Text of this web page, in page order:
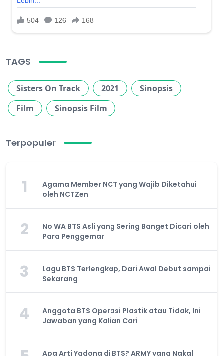
TAGS
Sisters On Track 2021
Sinopsis
Film
Sinopsis Film
Terpopuler
1
Agama Member NCT yang Wajib Diketahui
oleh NCTZen
2
No WA BTS Asli yang Sering Banget Dicari oleh
Para Penggemar
3
Lagu BTS Terlengkap, Dari Awal Debut sampai
Sekarang
4
Anggota BTS Operasi Plastik atau Tidak, Ini
Jawaban yang Kalian Cari
Apa Arti Yadong di BTS? ARMY yang Nakal